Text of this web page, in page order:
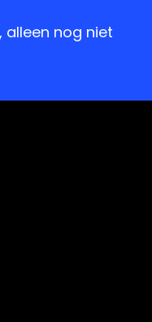
alleen nog niet